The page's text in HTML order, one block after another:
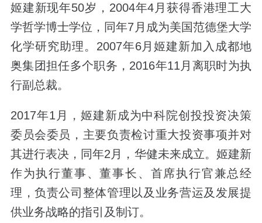
姬建新现年50岁，2004年4月获得香港理工大
学哲学博士学位，同年7月成为美国范德堡大学
化学研究助理。2007年6月姬建新加入成都地
奥集团担任多个职务，2016年11月离职时为执
行副总裁。
2017年1月，姬建新成为中科院创投投资决策
委员会委员，主要负责检讨重大投资事项并对
其进行表决，同年2月，华健未来成立。姬建新
作为执行董事、董事长、首席执行官兼总经
理，负责公司整体管理以及业务营运及发展提
供业务战略的指引及制订。